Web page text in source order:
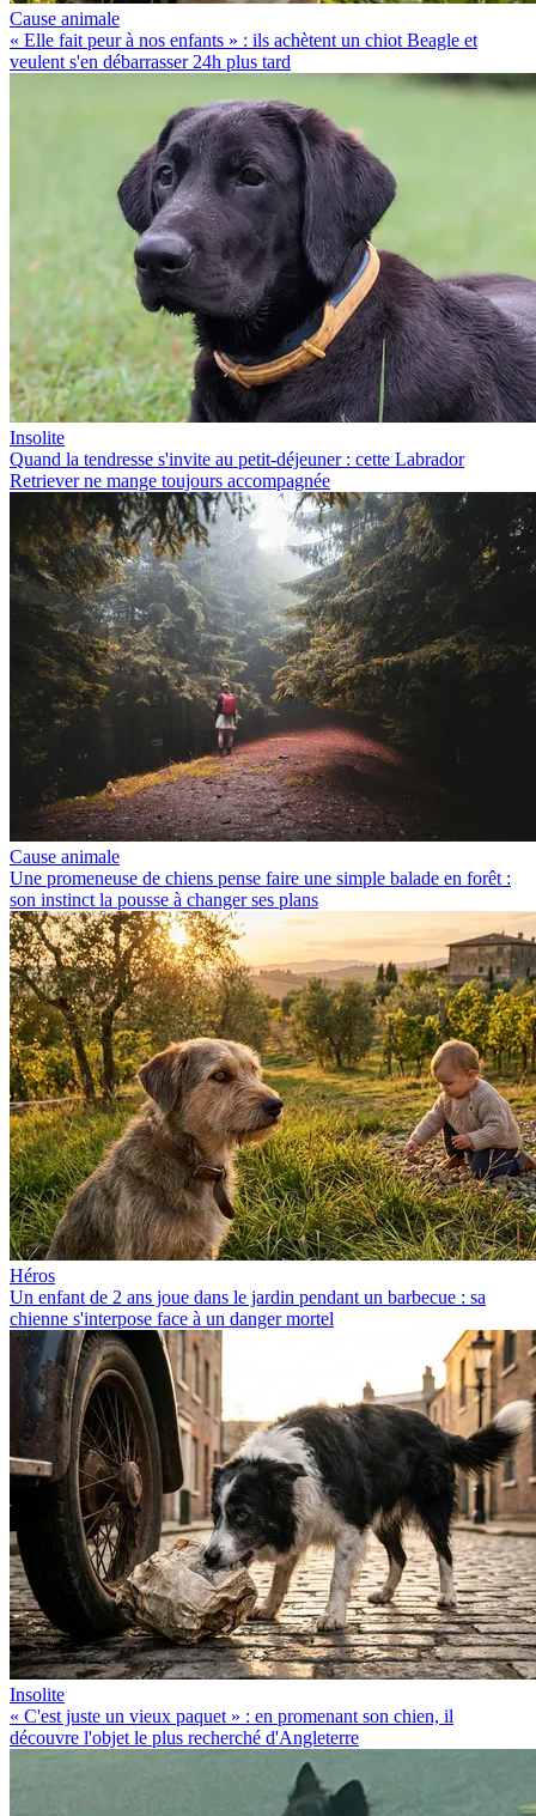
Cause animale
« Elle fait peur à nos enfants » : ils achètent un chiot Beagle et
veulent s'en débarrasser 24h plus tard
Insolite
Quand la tendresse s'invite au petit-déjeuner : cette Labrador
Retriever ne mange toujours accompagnée
Cause animale
Une promeneuse de chiens pense faire une simple balade en forêt :
son instinct la pousse à changer ses plans
Héros
Un enfant de 2 ans joue dans le jardin pendant un barbecue : sa
chienne s'interpose face à un danger mortel
Insolite
« C'est juste un vieux paquet » : en promenant son chien, il
découvre l'objet le plus recherché d'Angleterre